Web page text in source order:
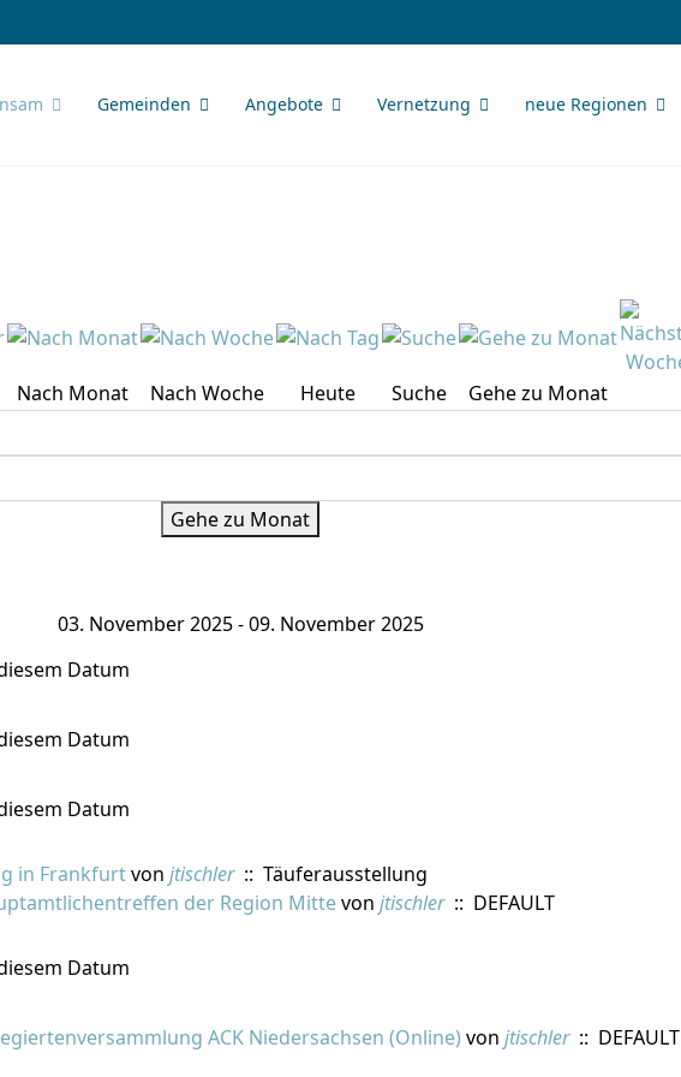
Gemeinden Angebote Vernetzung neue Regionen
Nach Monat Nach Woche Heute Suche Gehe zu Monat
Gehe zu Monat
03. November 2025 - 09. November 2025
Datum
Datum
Datum
in Frankfurtvon jtischler:: Täuferausstellung
der Region Mittevon jtischler:: DEFAULT
Datum
ACK Niedersachsen (Online) von jtischler:: DEFAULT